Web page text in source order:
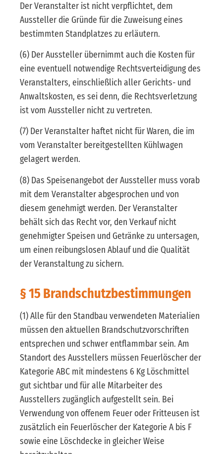
Der Veranstalter ist nicht verpflichtet, dem
Aussteller die Gründe für die Zuweisung eines
bestimmten Standplatzes zu erläutern.
(6) Der Aussteller übernimmt auch die Kosten für
eine eventuell notwendige Rechtsverteidigung des
Veranstalters, einschließlich aller Gerichts- und
Anwaltskosten, es sei denn, die Rechtsverletzung
ist vom Aussteller nicht zu vertreten.
(7) Der Veranstalter haftet nicht für Waren, die im
vom Veranstalter bereitgestellten Kühlwagen
gelagert werden.
(8) Das Speisenangebot der Aussteller muss vorab
mit dem Veranstalter abgesprochen und von
diesem genehmigt werden. Der Veranstalter
behält sich das Recht vor, den Verkauf nicht
genehmigter Speisen und Getränke zu untersagen,
um einen reibungslosen Ablauf und die Qualität
der Veranstaltung zu sichern.
§ 15 Brandschutzbestimmungen
(1) Alle für den Standbau verwendeten Materialien
müssen den aktuellen Brandschutzvorschriften
entsprechen und schwer entflammbar sein. Am
Standort des Ausstellers müssen Feuerlöscher der
Kategorie ABC mit mindestens 6 Kg Löschmittel
gut sichtbar und für alle Mitarbeiter des
Ausstellers zugänglich aufgestellt sein. Bei
Verwendung von offenem Feuer oder Fritteusen ist
zusätzlich ein Feuerlöscher der Kategorie A bis F
sowie eine Löschdecke in gleicher Weise